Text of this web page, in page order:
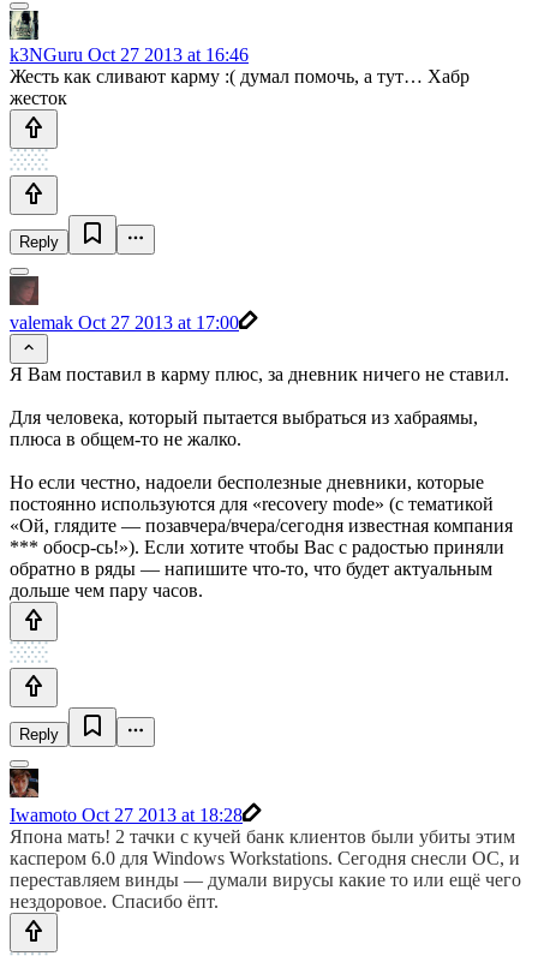
k3NGuru Oct 27 2013 at 16:46
Жесть как сливают карму :( думал помочь, а тут… Хабр
жесток
Reply
valemak Oct 27 2013 at 17:00
Я Вам поставил в карму плюс, за дневник ничего не ставил.
Для человека, который пытается выбраться из хабраямы,
плюса в общем-то не жалко.
Но если честно, надоели бесполезные дневники, которые
постоянно используются для «recovery mode» (с тематикой
«Ой, глядите — позавчера/вчера/сегодня известная компания
*** обоср-сь!»). Если хотите чтобы Вас с радостью приняли
обратно в ряды — напишите что-то, что будет актуальным
дольше чем пару часов.
Reply
Iwamoto Oct 27 2013 at 18:28
Япона мать! 2 тачки с кучей банк клиентов были убиты этим
каспером 6.0 для Windows Workstations. Сегодня снесли ОС, и
переставляем винды — думали вирусы какие то или ещё чего
нездоровое. Спасибо ёпт.